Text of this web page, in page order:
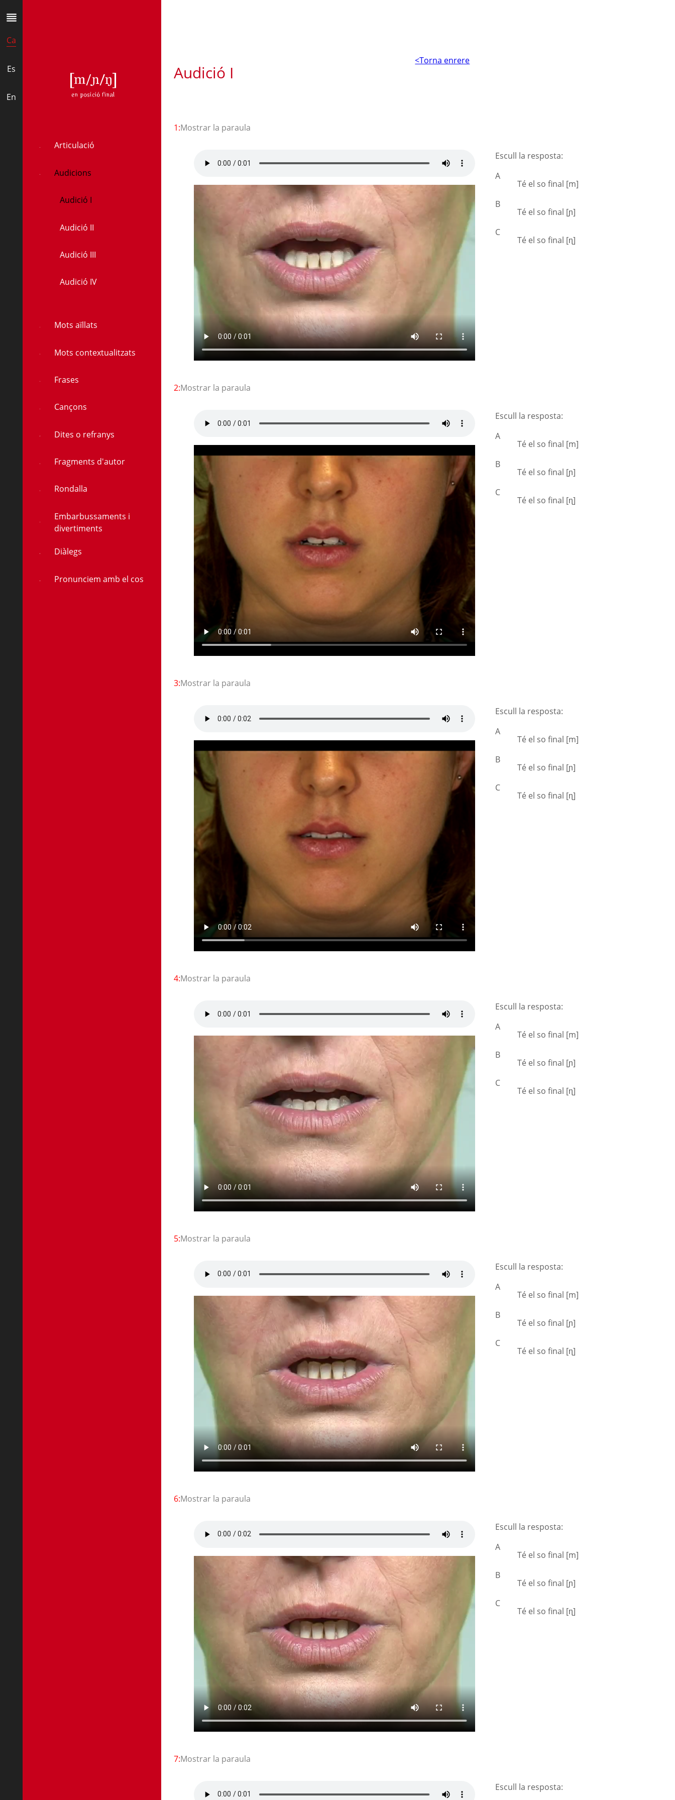
Ca
Es
En ŋ
Articulació
Audicions
Audició I
Audició II
Audició III
Audició IV
Mots aïllats
Mots contextualitzats
Frases
Cançons
Dites o refranys
Fragments d'autor
Rondalla
Embarbussaments i
divertiments
Diàlegs
Pronunciem amb el cos
Audició I
<Torna enrere
1:Mostrar la paraula
Escull la resposta:
A
Té el so final [m]
B
Té el so final [ɲ]
C
Té el so final [ɳ]
2:Mostrar la paraula
Escull la resposta:
A
Té el so final [m]
B
Té el so final [ɲ]
C
Té el so final [ɳ]
3:Mostrar la paraula
Escull la resposta:
A
Té el so final [m]
B
Té el so final [ɲ]
C
Té el so final [ɳ]
4:Mostrar la paraula
Escull la resposta:
A
Té el so final [m]
B
Té el so final [ɲ]
C
Té el so final [ɳ]
5:Mostrar la paraula
Escull la resposta:
A
Té el so final [m]
B
Té el so final [ɲ]
C
Té el so final [ɳ]
6:Mostrar la paraula
Escull la resposta:
A
Té el so final [m]
B
Té el so final [ɲ]
C
Té el so final [ɳ]
7:Mostrar la paraula
Escull la resposta: